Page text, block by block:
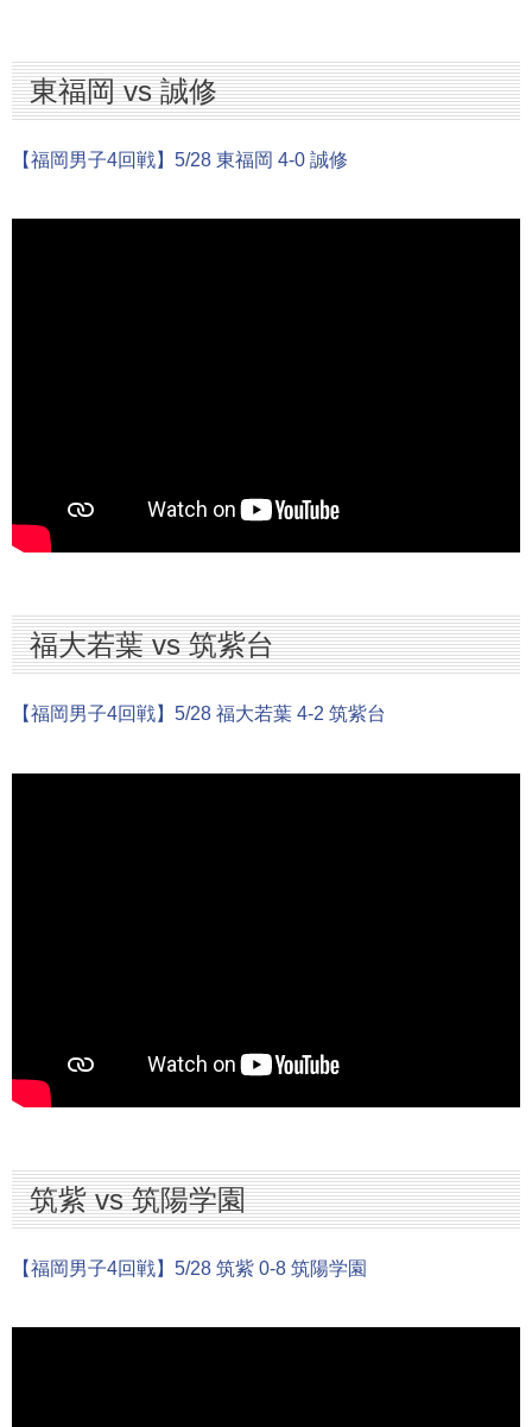
東福岡 vs 誠修
【福岡男子4回戦】5/28 東福岡 4-0 誠修
福大若葉 vs 筑紫台
【福岡男子4回戦】5/28 福大若葉 4-2 筑紫台
筑紫 vs 筑陽学園
【福岡男子4回戦】5/28 筑紫 0-8 筑陽学園